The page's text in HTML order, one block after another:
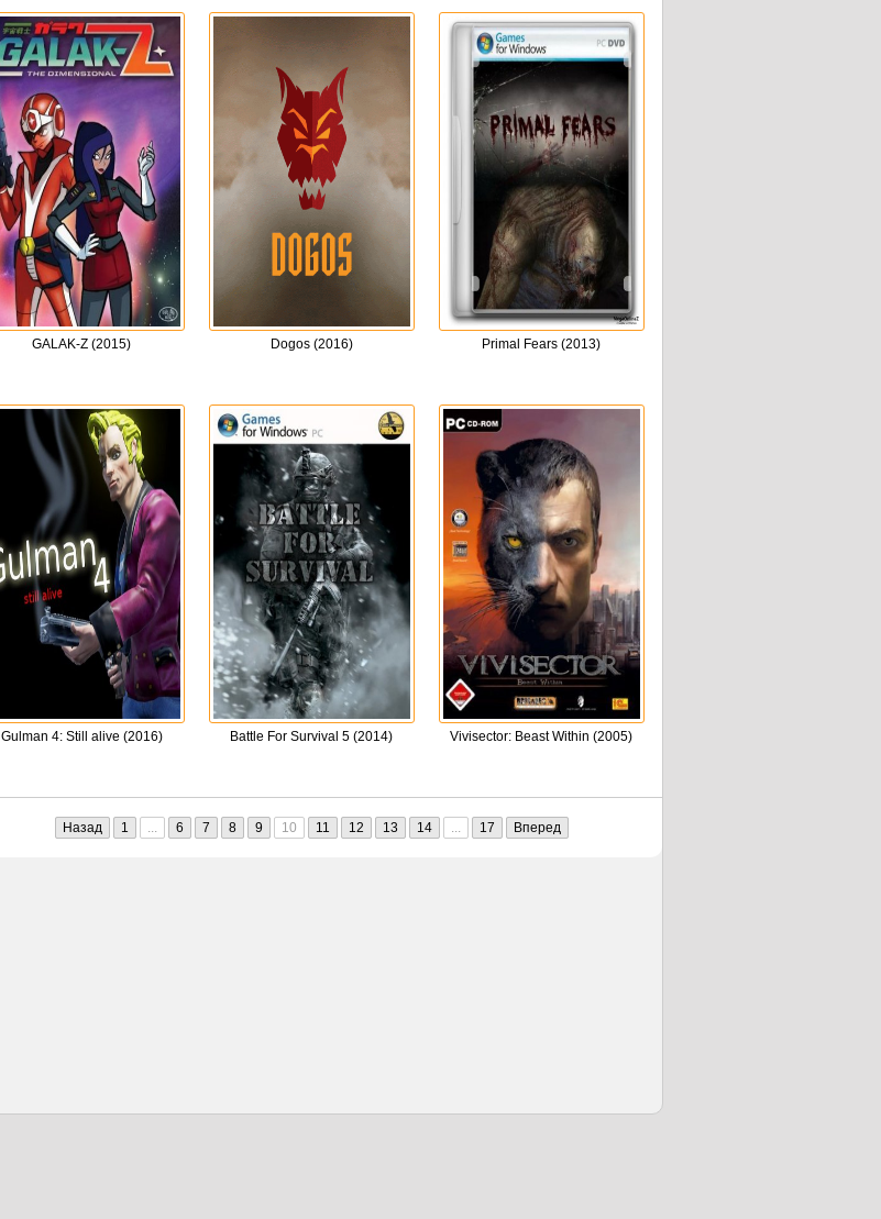
GALAK-Z (2015) Dogos (2016) Primal Fears (2013)
Gulman 4: Still alive (2016) Battle For Survival 5 (2014) Vivisector: Beast Within (2005)
Назад 1 ... 6 7 8 9 10 11 12 13 14 ... 17 Вперед